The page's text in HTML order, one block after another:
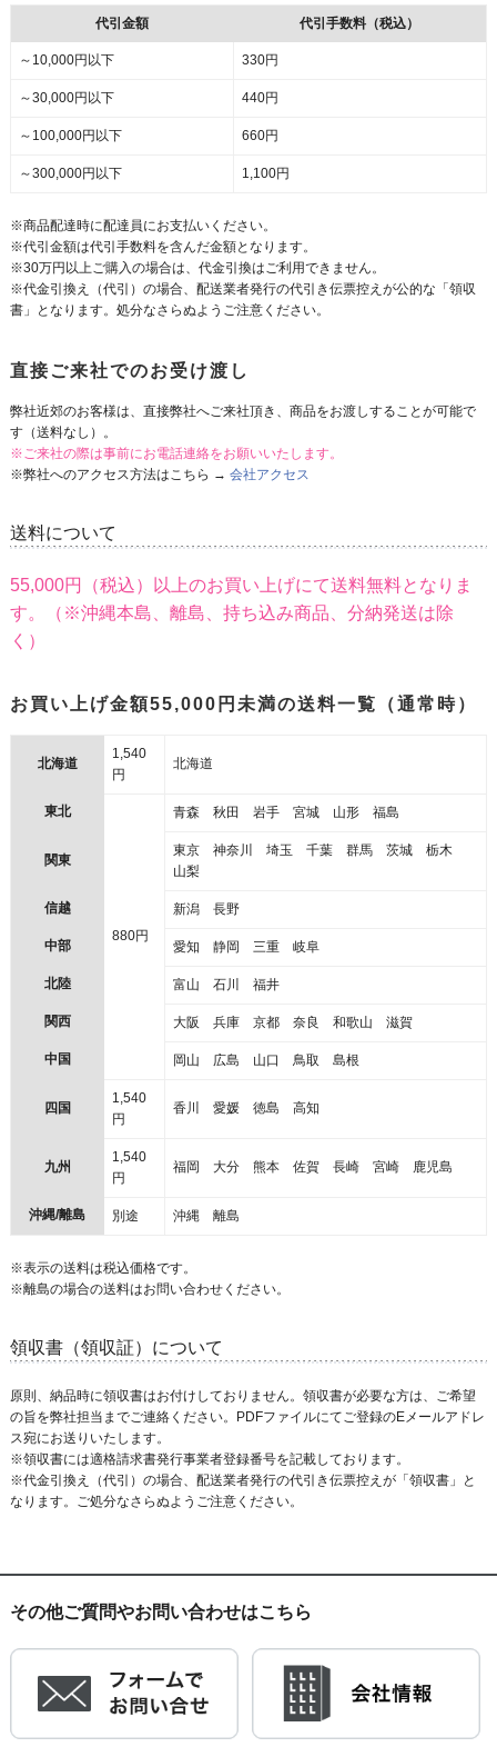
代引金額 代引手数料（税込）
～10,000円以下 330円
～30,000円以下 440円
～100,000円以下 660円
～300,000円以下 1,100円
※商品配達時に配達員にお支払いください。
※代引金額は代引手数料を含んだ金額となります。
※30万円以上ご購入の場合は、代金引換はご利用できません。
※代金引換え（代引）の場合、配送業者発行の代引き伝票控えが公的な「領収
書」となります。処分なさらぬようご注意ください。
直接ご来社でのお受け渡し
弊社近郊のお客様は、直接弊社へご来社頂き、商品をお渡しすることが可能で
す（送料なし）。
※ご来社の際は事前にお電話連絡をお願いいたします。
※弊社へのアクセス方法はこちら → 会社アクセス
送料について
55,000円（税込）以上のお買い上げにて送料無料となりま
す。（※沖縄本島、離島、持ち込み商品、分納発送は除
く）
お買い上げ金額55,000円未満の送料一覧（通常時）
北海道
1,540
円
北海道
東北
880円
青森 秋田 岩手 宮城 山形 福島
関東
東京 神奈川 埼玉 千葉 群馬 茨城 栃木
山梨
信越 新潟 長野
中部 愛知 静岡 三重 岐阜
北陸 富山 石川 福井
関西 大阪 兵庫 京都 奈良 和歌山 滋賀
中国 岡山 広島 山口 鳥取 島根
四国
1,540
円
香川 愛媛 徳島 高知
九州
1,540
円
福岡 大分 熊本 佐賀 長崎 宮崎 鹿児島
沖縄/離島 別途 沖縄 離島
※表示の送料は税込価格です。
※離島の場合の送料はお問い合わせください。
領収書（領収証）について
原則、納品時に領収書はお付けしておりません。領収書が必要な方は、ご希望
の旨を弊社担当までご連絡ください。PDFファイルにてご登録のEメールアドレ
ス宛にお送りいたします。
※領収書には適格請求書発行事業者登録番号を記載しております。
※代金引換え（代引）の場合、配送業者発行の代引き伝票控えが「領収書」と
なります。ご処分なさらぬようご注意ください。
その他ご質問やお問い合わせはこちら